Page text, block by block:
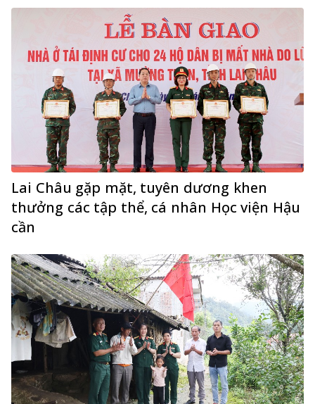
Lai Châu gặp mặt, tuyên dương khen
thưởng các tập thể, cá nhân Học viện Hậu
cần